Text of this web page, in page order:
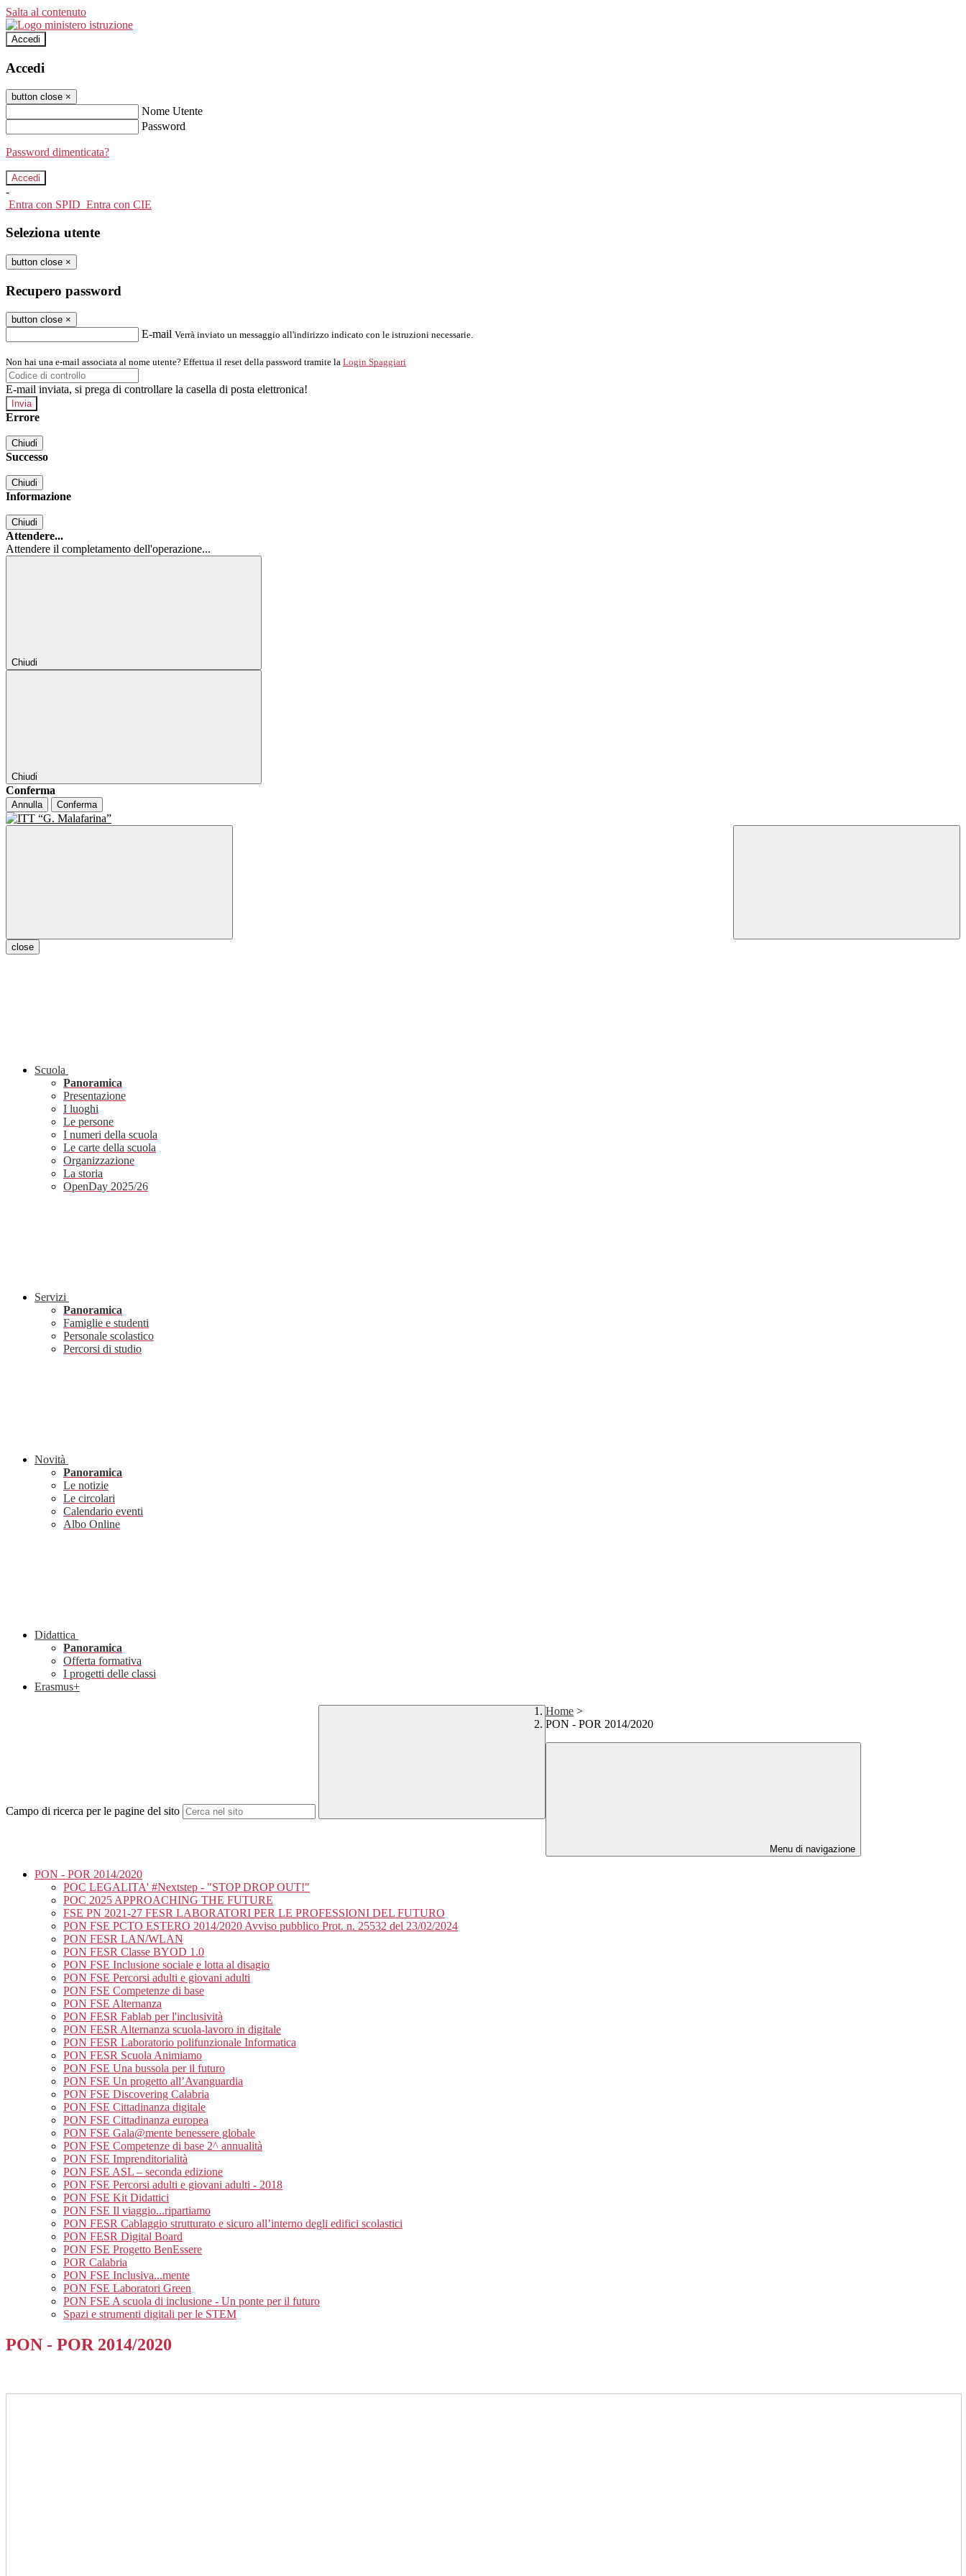
Salta al contenuto
Accedi
Accedi
button close ×
Nome Utente
Password
Password dimenticata?
-
Entra con SPID Entra con CIE
Seleziona utente
button close ×
Recupero password
button close ×
E-mail Verrà inviato un messaggio all'indirizzo indicato con le istruzioni necessarie.
Non hai una e-mail associata al nome utente? Effettua il reset della password tramite la Login Spaggiari
E-mail inviata, si prega di controllare la casella di posta elettronica!
Errore
Chiudi
Successo
Chiudi
Informazione
Chiudi
Attendere...
Attendere il completamento dell'operazione...
Chiudi
Chiudi
Conferma
Annulla Conferma
close
Scuola
Panoramica
Presentazione
I luoghi
Le persone
I numeri della scuola
Le carte della scuola
Organizzazione
La storia
OpenDay 2025/26
Servizi
Panoramica
Famiglie e studenti
Personale scolastico
Percorsi di studio
Novità
Panoramica
Le notizie
Le circolari
Calendario eventi
Albo Online
Didattica
Panoramica
Offerta formativa
I progetti delle classi
Erasmus+
Campo di ricerca per le pagine del sito
Home >
PON - POR 2014/2020
Menu di navigazione
PON - POR 2014/2020
POC LEGALITA' #Nextstep - "STOP DROP OUT!"
POC 2025 APPROACHING THE FUTURE
FSE PN 2021-27 FESR LABORATORI PER LE PROFESSIONI DEL FUTURO
PON FSE PCTO ESTERO 2014/2020 Avviso pubblico Prot. n. 25532 del 23/02/2024
PON FESR LAN/WLAN
PON FESR Classe BYOD 1.0
PON FSE Inclusione sociale e lotta al disagio
PON FSE Percorsi adulti e giovani adulti
PON FSE Competenze di base
PON FSE Alternanza
PON FESR Fablab per l'inclusività
PON FESR Alternanza scuola-lavoro in digitale
PON FESR Laboratorio polifunzionale Informatica
PON FESR Scuola Animiamo
PON FSE Una bussola per il futuro
PON FSE Un progetto all’Avanguardia
PON FSE Discovering Calabria
PON FSE Cittadinanza digitale
PON FSE Cittadinanza europea
PON FSE Gala@mente benessere globale
PON FSE Competenze di base 2^ annualità
PON FSE Imprenditorialità
PON FSE ASL – seconda edizione
PON FSE Percorsi adulti e giovani adulti - 2018
PON FSE Kit Didattici
PON FSE Il viaggio...ripartiamo
PON FESR Cablaggio strutturato e sicuro all’interno degli edifici scolastici
PON FESR Digital Board
PON FSE Progetto BenEssere
POR Calabria
PON FSE Inclusiva...mente
PON FSE Laboratori Green
PON FSE A scuola di inclusione - Un ponte per il futuro
Spazi e strumenti digitali per le STEM
PON - POR 2014/2020